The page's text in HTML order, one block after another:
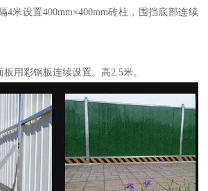
4米设置400mm×400mm砖柱，围挡底部连续
用彩钢板连续设置。高2.5米。